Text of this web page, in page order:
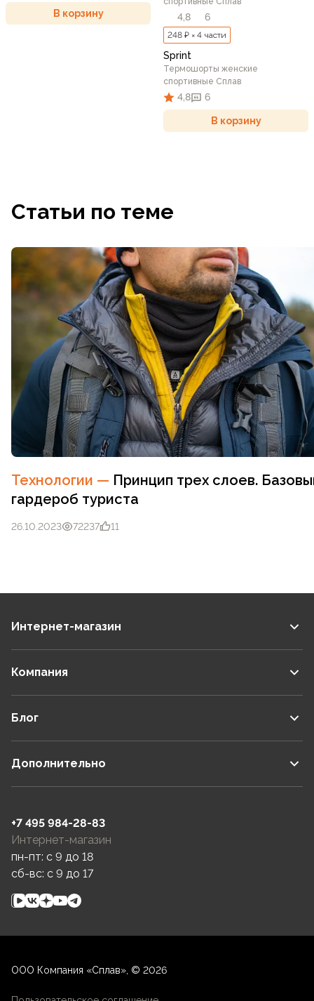
В корзину 4,8 6
248 ₽ × 4 части
Sprint
Термошорты женские
спортивные Сплав
4,8 6
В корзину
Статьи по теме
Технологии — Принцип трех слоев.
гардероб туриста
26.10.2023 72237 11
Интернет-магазин
Компания
Блог
Дополнительно
+7 495 984-28-83
Интернет-магазин
пн-пт: c 9 до 18
сб-вс: c 9 до 17
ООО Компания «Сплав», © 2026